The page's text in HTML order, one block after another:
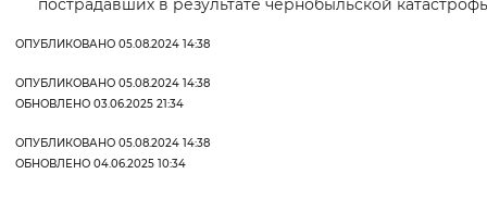
Вернуть стандартные настройки
пострадавших в результате чернобыльской
ОПУБЛИКОВАНО 05.08.2024 14:38
ОПУБЛИКОВАНО 05.08.2024 14:38
ОБНОВЛЕНО 03.06.2025 21:34
ОПУБЛИКОВАНО 05.08.2024 14:38
ОБНОВЛЕНО 04.06.2025 10:34